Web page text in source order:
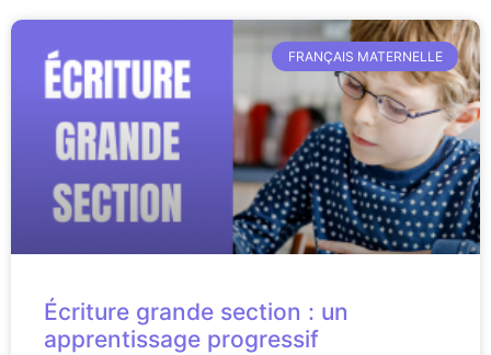
FRANÇAIS MATERNELLE
Écriture grande section : un
apprentissage progressif